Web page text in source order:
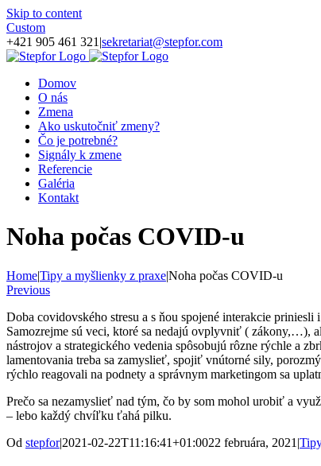
Skip to content
Custom
+421 905 461 321 |sekretariat@stepfor.com
Domov
O nás
Zmena
Ako uskutočniť zmeny?
Čo je potrebné?
Signály k zmene
Referencie
Galéria
Kontakt
Noha počas COVID-u
Home|Tipy a myšlienky z praxe|Noha počas COVID-u
Previous
Doba covidovského stresu a s ňou spojené interakcie
Samozrejme sú veci, ktoré sa nedajú ovplyvniť ( zákony,…),
nástrojov a strategického vedenia spôsobujú rôzne rýchle a
lamentovania treba sa zamyslieť, spojiť vnútorné sily,
rýchlo reagovali na podnety a správnym marketingom sa
Prečo sa nezamyslieť nad tým, čo by som mohol urobiť a
– lebo každý chvíľku ťahá pilku.
Od stepfor|2021-02-22T11:16:41+01:0022 februára, 2021 |